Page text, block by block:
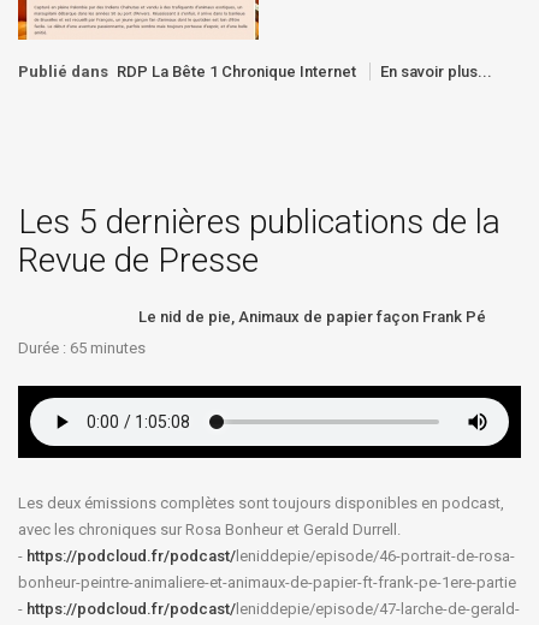
Publié dans RDP La Bête 1 Chronique Internet En savoir plus...
Les 5 dernières publications de la
Revue de Presse
Le nid de pie, Animaux de papier façon Frank Pé
Durée : 65 minutes
Les deux émissions complètes sont toujours disponibles en podcast,
avec les chroniques sur Rosa Bonheur et Gerald Durrell.
- https://podcloud.fr/podcast/ leniddepie/episode/46-portrait-de-rosa-
bonheur-peintre-animaliere-et-animaux-de-papier-ft-frank-pe-1ere-partie
- https://podcloud.fr/podcast/ leniddepie/episode/47-larche-de-gerald-